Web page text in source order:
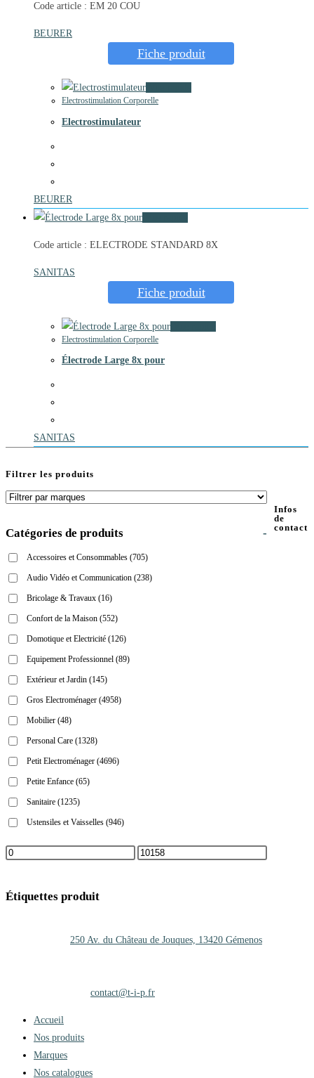
Code article : EM 20 COU
BEURER
Fiche produit
Electrostimulation Corporelle
Electrostimulateur
BEURER
Code article : ELECTRODE STANDARD 8X
SANITAS
Fiche produit
Electrostimulation Corporelle
Électrode Large 8x pour
SANITAS
Filtrer les produits
Catégories de produits -
Accessoires et Consommables (705)
Audio Vidéo et Communication (238)
Bricolage & Travaux (16)
Confort de la Maison (552)
Domotique et Electricité (126)
Equipement Professionnel (89)
Extérieur et Jardin (145)
Gros Electroménager (4958)
Mobilier (48)
Personal Care (1328)
Petit Electroménager (4696)
Petite Enfance (65)
Sanitaire (1235)
Ustensiles et Vaisselles (946)
Étiquettes produit
Infos
de
contact
250 Av. du Château de Jouques, 13420 Gémenos
contact@t-i-p.fr
Accueil
Nos produits
Marques
Nos catalogues